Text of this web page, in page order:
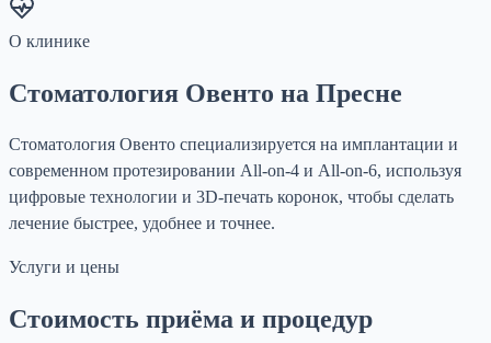
О клинике
Стоматология Овенто на Пресне
Стоматология Овенто специализируется на имплантации и
современном протезировании All-on-4 и All-on-6, используя
цифровые технологии и 3D-печать коронок, чтобы сделать
лечение быстрее, удобнее и точнее.
Услуги и цены
Стоимость приёма и процедур